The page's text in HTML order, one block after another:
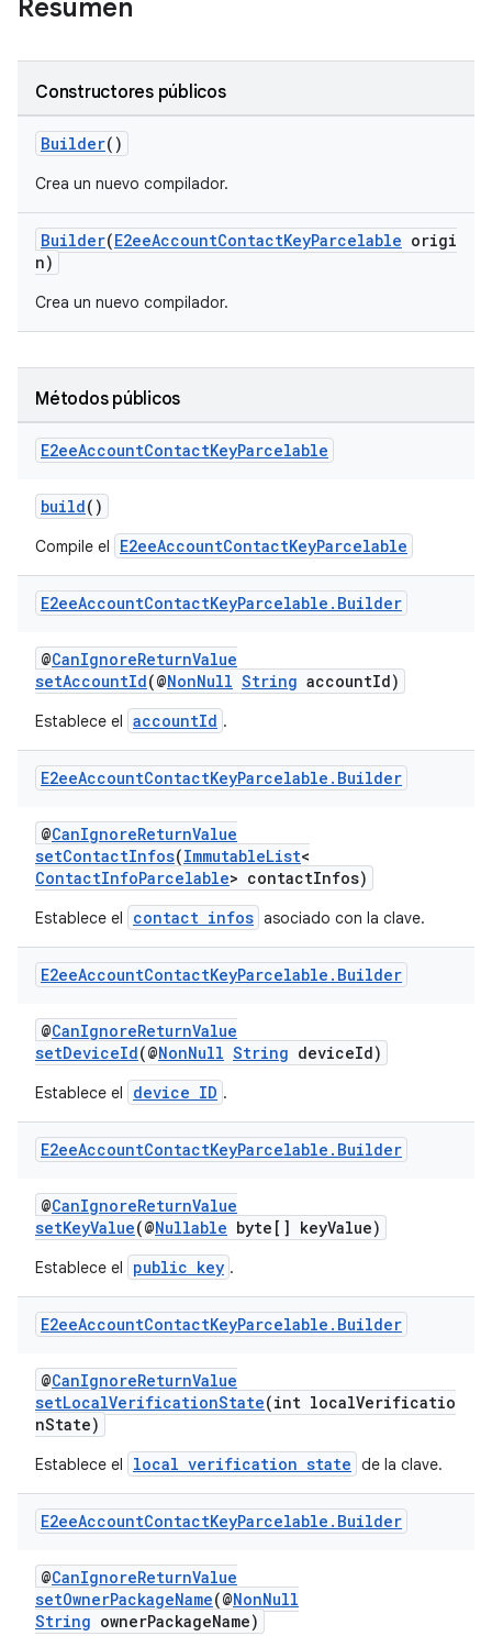
Resumen
Constructores públicos
Builder()
Crea un nuevo compilador.
Builder(E2eeAccountContactKeyParcelable origi
n)
Crea un nuevo compilador.
Métodos públicos
E2eeAccountContactKeyParcelable
build()
Compile el E2eeAccountContactKeyParcelable
E2eeAccountContactKeyParcelable . Builder
@CanIgnoreReturnValue
setAccountId(@NonNull String accountId)
Establece el accountId .
E2eeAccountContactKeyParcelable . Builder
@CanIgnoreReturnValue
setContactInfos(ImmutableList<
ContactInfoParcelable> contactInfos)
Establece el contact infos asociado con la clave.
E2eeAccountContactKeyParcelable . Builder
@CanIgnoreReturnValue
setDeviceId(@NonNull String deviceId)
Establece el device ID .
E2eeAccountContactKeyParcelable . Builder
@CanIgnoreReturnValue
setKeyValue(@Nullable byte[] keyValue)
Establece el public key .
E2eeAccountContactKeyParcelable . Builder
@CanIgnoreReturnValue
setLocalVerificationState(int localVerificatio
nState)
Establece el local verification state de la clave.
E2eeAccountContactKeyParcelable . Builder
@CanIgnoreReturnValue
setOwnerPackageName(@NonNull
String ownerPackageName)